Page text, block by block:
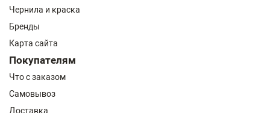
Чернила и краска
Бренды
Карта сайта
Покупателям
Что с заказом
Самовывоз
Доставка